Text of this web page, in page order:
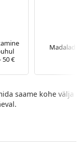
50 €
Madalad
saame kohe välja